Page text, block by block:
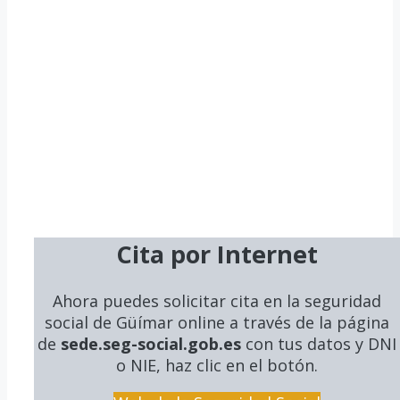
Cita por Internet
Ahora puedes solicitar cita en la seguridad
social de Güímar online a través de la página
de sede.seg-social.gob.es con tus datos y DNI
o NIE, haz clic en el botón.